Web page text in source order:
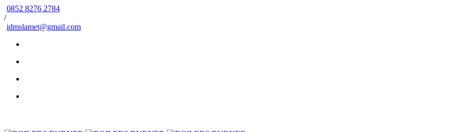
0852 8276 2784
/
idmslamet@gmail.com